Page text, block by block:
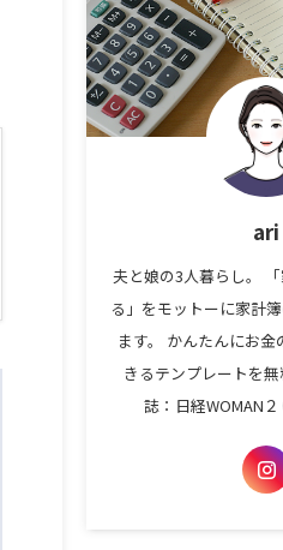
ari
夫と娘の3人暮らし。
る」をモットーに家計
ます。 かんたんにお
きるテンプレートを
誌：日経WOMAN